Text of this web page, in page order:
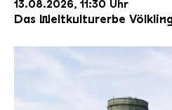
13.08.2026, 11:30 Uhr
Das Weltkulturerbe